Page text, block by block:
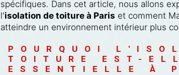
spécifiques. Dans cet article, nous allons
l'isolation de toiture à Paris et comment
atteindre un environnement intérieur plus
POURQUOI
TOITURE EST-
ESSENTIELLE À